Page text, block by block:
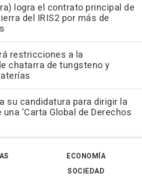
logra el contrato principal de
del IRIS2 por más de
restricciones a la
chatarra de tungsteno y
su candidatura para dirigir la
una 'Carta Global de Derechos
ECONOMÍA
SOCIEDAD